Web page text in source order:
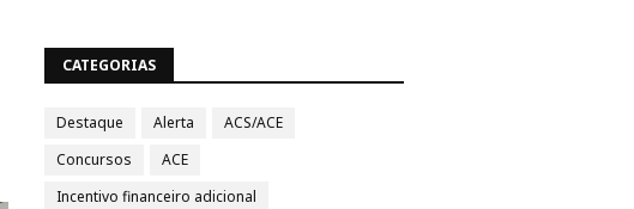
CATEGORIAS
Destaque Alerta
ACS/ACE
Concursos
ACE
Incentivo financeiro adicional